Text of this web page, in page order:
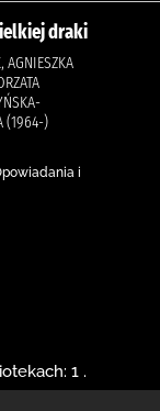
draki
AGNIESZKA
(1964-)
i
1 .